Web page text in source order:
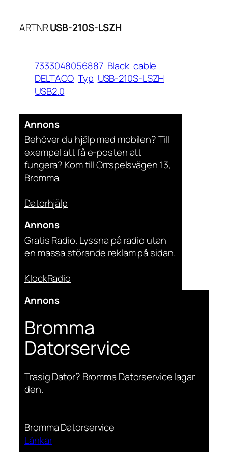
ARTNRUSB-210S-LSZH
7333048056887 Black cable
DELTACO Typ USB-210S-LSZH
USB2.0
Annons
Behöver du hjälp med mobilen? Till
exempel att få e-posten att
fungera? Kom till Orrspelsvägen 13,
Bromma.
Datorhjälp
Annons
Gratis Radio. Lyssna på radio utan
en massa störande reklam på sidan.
KlockRadio
Annons
Bromma
Datorservice
Trasig Dator? Bromma Datorservice lagar
den.
Bromma Datorservice
Länkar